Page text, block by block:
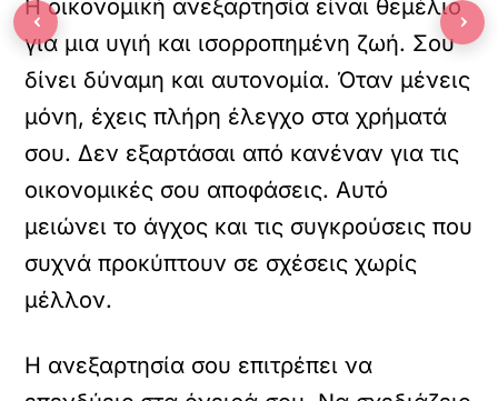
Η οικονομική ανεξαρτησία είναι θεμέλιο
για μια υγιή και ισορροπημένη ζωή. Σου
δίνει δύναμη και αυτονομία. Όταν μένεις
μόνη, έχεις πλήρη έλεγχο στα χρήματά
σου. Δεν εξαρτάσαι από κανέναν για τις
οικονομικές σου αποφάσεις. Αυτό
μειώνει το άγχος και τις συγκρούσεις που
συχνά προκύπτουν σε σχέσεις χωρίς
μέλλον.
Η ανεξαρτησία σου επιτρέπει να
‹ ›